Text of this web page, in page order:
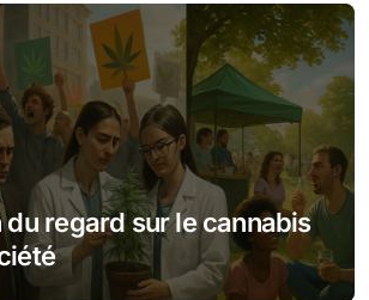
du regard sur le cannabis